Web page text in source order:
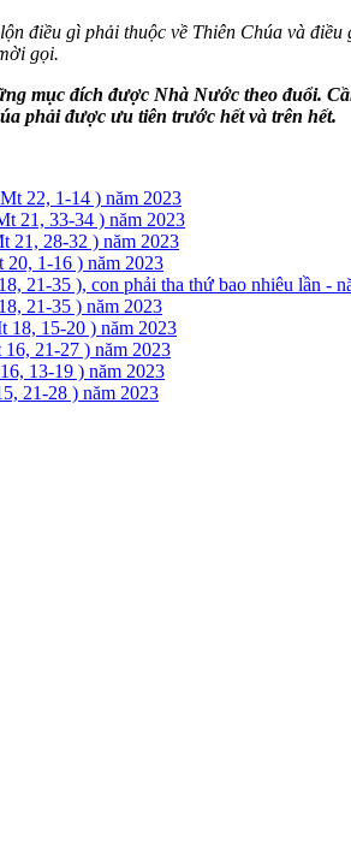
điều gì phải thuộc về Thiên Chúa và
gọi.
mục đích được Nhà Nước theo đuổi.
phải được ưu tiên trước hết và trên hết.
22, 1-14 ) năm 2023
21, 33-34 ) năm 2023
21, 28-32 ) năm 2023
1-16 ) năm 2023
21-35 ), con phải tha thứ bao nhiêu lần -
21-35 ) năm 2023
18, 15-20 ) năm 2023
21-27 ) năm 2023
13-19 ) năm 2023
21-28 ) năm 2023